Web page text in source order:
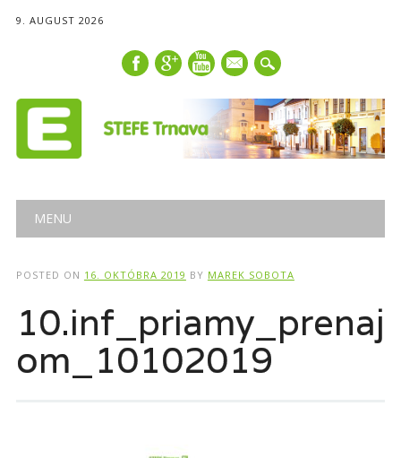
9. AUGUST 2026
mail
Main menu
MENU
POSTED ON 16. OKTÓBRA 2019 BY MAREK SOBOTA
10.inf_priamy_prenaj
om_10102019